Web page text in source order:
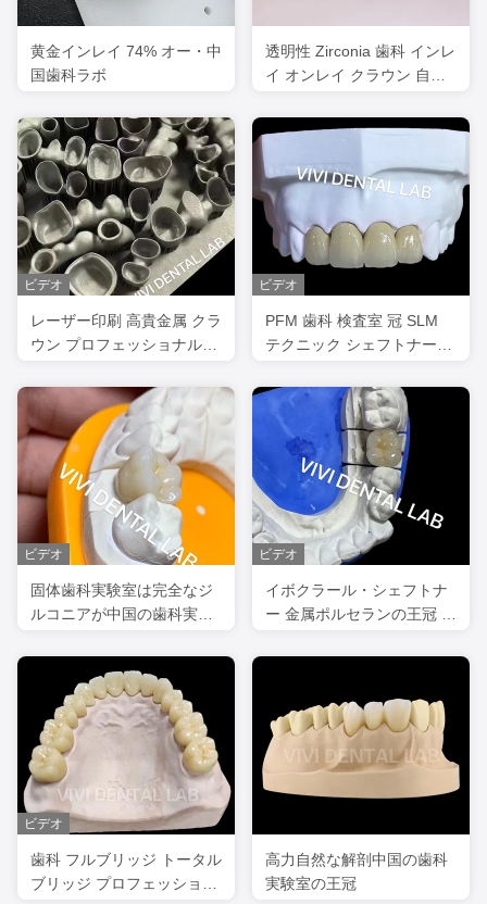
黄金インレイ 74% オー・中
国歯科ラボ
透明性 Zirconia 歯科 インレ
イ オンレイ クラウン 自然
に
ビデオ
レーザー印刷 高貴金属 クラ
ウン プロフェッショナル
ビデオ
PFM 歯科 検査室 冠 SLM
テクニック シェフトナー
ビデオ
固体歯科実験室は完全なジ
ルコニアが中国の歯科実験
半透明を戴冠させる
ビデオ
イボクラール・シェフトナ
ー 金属ポルセランの王冠 金
ビデオ
歯科 フルブリッジ トータル
ブリッジ プロフェッショナ
高力自然な解剖中国の歯科
実験室の王冠